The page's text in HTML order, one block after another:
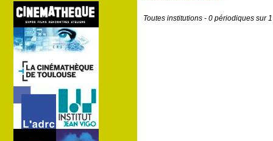
Toutes institutions - 0 périodiques sur